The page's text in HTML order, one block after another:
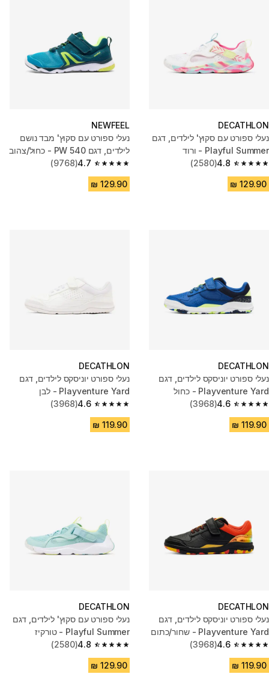
DECATHLON
נעלי ספורט עם סקוץ' לילדים, דגם
Playful Summer - ורוד
4.8
4.8 out of 5 stars from 2580 reviews
(2580)
NEWFEEL
נעלי ספורט עם סקוץ' מבד נושם
לילדים, דגם PW 540 - כחול/צהוב
4.7
4.7 out of 5 stars from 9768 reviews
(9768)
DECATHLON
נעלי ספורט יוניסקס לילדים, דגם
Playventure Yard - כחול
4.6
4.6 out of 5 stars from 3968 reviews
(3968)
DECATHLON
נעלי ספורט יוניסקס לילדים, דגם
Playventure Yard - לבן
4.6
4.6 out of 5 stars from 3968 reviews
(3968)
DECATHLON
נעלי ספורט יוניסקס לילדים, דגם
Playventure Yard - שחור/כתום
4.6
4.6 out of 5 stars from 3968 reviews
(3968)
DECATHLON
נעלי ספורט עם סקוץ' לילדים, דגם
Playful Summer - טורקיז
4.8
4.8 out of 5 stars from 2580 reviews
(2580)